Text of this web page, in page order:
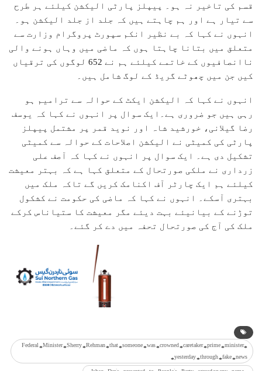
قسم کی تاخیر نہ ہو۔ پیپلز پارٹی الیکشن کیلئے ہر طرح
سے تیار ہے اور ہم چاہتے ہیں کہ جلد از جلد الیکشن ہو۔
انہوں نے کہا کہ بے نظیر انکم سپورٹ پروگرام وزارت سے
متعلق میں بتانا چاہتا ہوں کہ ماضی میں وہاں ہونے والی
ناانصافیوں کے خاتمے کیلئے ہم نے 652 لوگوں کی ترقیاں
کیں جن میں چھوٹے گریڈ کے لوگ شامل ہیں۔
انہوں نے کہا کہ الیکشن ایکٹ کے حوالہ سے ترامیم ہو
رہی ہیں جو ضروری ہے۔ایک سوال پر انہوں نے کہا کہ یوسف
رضا گیلانی، خورشید شاہ اور نوید قمر پر مشتمل پیپلز
پارٹی کی کمیٹی نے الیکشن اصلاحات کے حوالہ سے کمیٹی
تشکیل دی ہے۔ ایک سوال پر انہوں نے کہا کہ آصف علی
زرداری نے ملکی صورتحال کے متعلق کہا ہے کہ بہتر معیشت
کیلئے ہم ایک چارٹر آف اکنامک کریں گے تاکہ ملک میں
بہتری آسکے۔ انہوں نے کہا کہ ماضی کی حکومت نے کشکول
توڑنے کے بیانیئے بہت دیئے مگر معیشت کا ستیاناس کرکے
ملک کی آج کی صورتحال تحفہ میں دے کر گئے۔
#Federal #Minister #Sherry #Rehman #that #someone #was #crowned #caretaker #prime #minister
#yesterday #through #fake #news